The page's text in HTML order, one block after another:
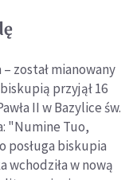
został mianowany
przyjął 16
II w Bazylice św.
"Numine Tuo,
posługa biskupia
wchodziła w nową